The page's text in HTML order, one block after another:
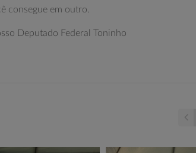
consegue em outro.
Deputado Federal Toninho